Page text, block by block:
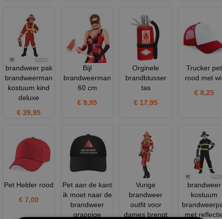
brandweer pak
brandweerman
kostuum kind
deluxe
€ 39,95
Bijl
brandweerman
60 cm
€ 9,95
Orginele
brandblusser
tas
€ 17,95
Trucker pet
rood met
€ 8,25
Pet Helder rood
€ 7,00
Pet aan de kant
ik moet naar de
brandweer
grappige
Vurige
brandweer
outfit voor
dames brengt
brandweer
kostuum
met